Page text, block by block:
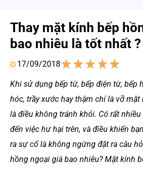
Thay mặt kính bếp
bao nhiêu là tốt nhất ?
17/09/2018
Khi sử dụng bếp từ, bếp điện từ, bếp
hóc, trầy xước hay thậm chí là vỡ
là điều không tránh khỏi. Có rất
đến việc hư hại trên, và điều khiến
ra sự cố là không ngừng đặt ra câu
hồng ngoại giá bao nhiêu? Mặt kính